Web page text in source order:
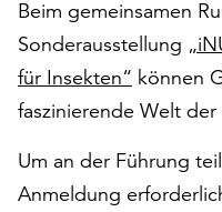
auf
„Alle
akzeptieren“,
um
alle
Cookies
zu
akzeptieren.
Beim gemeinsamen
Sonderausstellung
für Insekten“ können
faszinierende Welt
Um an der Führung
Anmeldung